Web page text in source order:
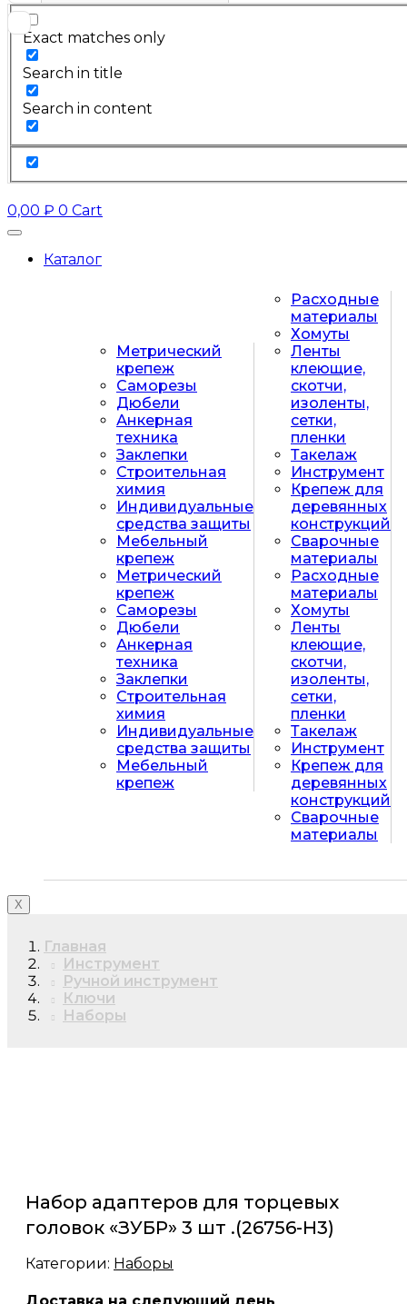
Exact matches only
Search in title
Search in content
0,00 ₽ 0 Cart
Каталог
Метрический
крепеж
Саморезы
Дюбели
Анкерная
техника
Заклепки
Строительная
химия
Индивидуальные
средства защиты
Мебельный
крепеж
Метрический
крепеж
Саморезы
Дюбели
Анкерная
техника
Заклепки
Строительная
химия
Индивидуальные
средства защиты
Мебельный
крепеж
Расходные
материалы
Хомуты
Ленты
клеющие,
скотчи,
изоленты,
сетки,
пленки
Такелаж
Инструмент
Крепеж для
деревянных
конструкций
Сварочные
материалы
Расходные
материалы
Хомуты
Ленты
клеющие,
скотчи,
изоленты,
сетки,
пленки
Такелаж
Инструмент
Крепеж для
деревянных
конструкций
Сварочные
материалы
X
Главная
Инструмент
Ручной инструмент
Ключи
Наборы
Набор адаптеров для торцевых
головок «ЗУБР» 3 шт .(26756-H3)
Категории: Наборы
Доставка на следующий день